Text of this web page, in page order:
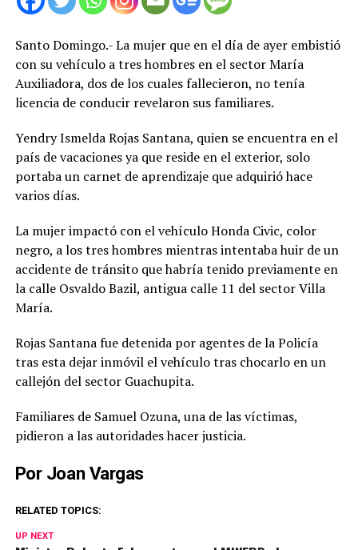
Santo Domingo.- La mujer que en el día de ayer embistió
con su vehículo a tres hombres en el sector María
Auxiliadora, dos de los cuales fallecieron, no tenía
licencia de conducir revelaron sus familiares.
Yendry Ismelda Rojas Santana, quien se encuentra en el
país de vacaciones ya que reside en el exterior, solo
portaba un carnet de aprendizaje que adquirió hace
varios días.
La mujer impactó con el vehículo Honda Civic, color
negro, a los tres hombres mientras intentaba huir de un
accidente de tránsito que habría tenido previamente en
la calle Osvaldo Bazil, antigua calle 11 del sector Villa
María.
Rojas Santana fue detenida por agentes de la Policía
tras esta dejar inmóvil el vehículo tras chocarlo en un
callejón del sector Guachupita.
Familiares de Samuel Ozuna, una de las víctimas,
pidieron a las autoridades hacer justicia.
Por Joan Vargas
RELATED TOPICS:
UP NEXT